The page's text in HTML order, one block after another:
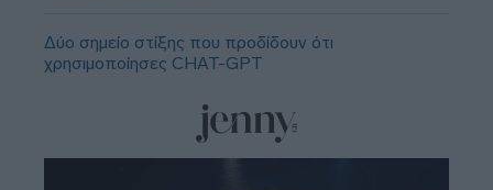
Δύο σημείο στίξης που προδίδουν ότι
χρησιμοποίησες CHAT-GPT